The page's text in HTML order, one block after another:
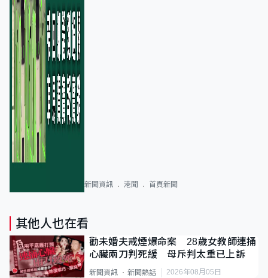
新聞資訊 港聞 首頁新聞
其他人也在看
勸未婚夫戒煙爆命案 28歲女教師連捅
心臟兩刀判死緩 母斥判太重已上訴
新聞資訊 新聞熱話 2026年08月05日